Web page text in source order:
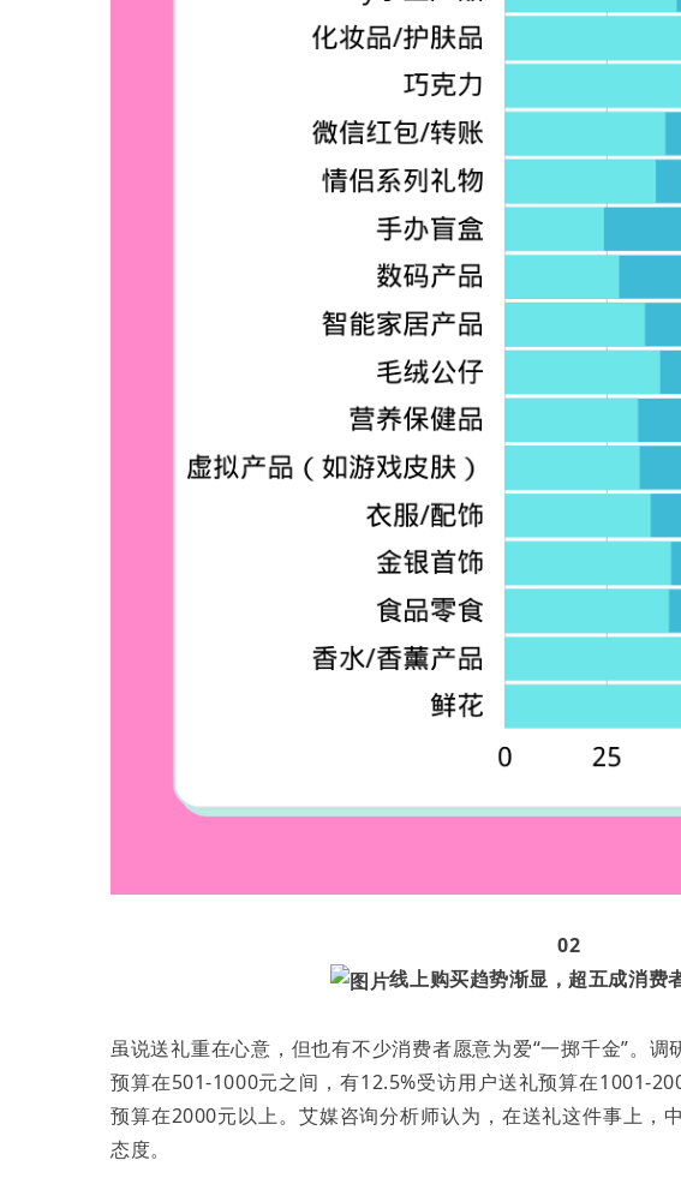
02
线上购买趋势渐显，超五成消费
虽说送礼重在心意，但也有不少消费者愿意为爱“一掷千金”。
预算在501-1000元之间，有12.5%受访用户送礼预算在1001-
预算在2000元以上。艾媒咨询分析师认为，在送礼这件事上，
态度。